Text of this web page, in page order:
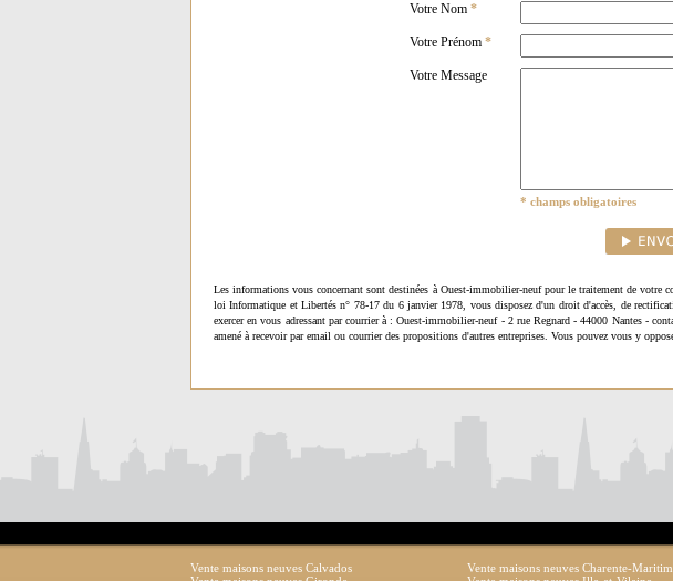
Votre Nom *
Votre Prénom *
Votre Message
* champs obligatoires
Les informations vous concernant sont destinées à Ouest-immobilier-neuf pour le traitement de votre
loi Informatique et Libertés n° 78-17 du 6 janvier 1978, vous disposez d'un droit d'accès, de
exercer en vous adressant par courrier à : Ouest-immobilier-neuf - 2 rue Regnard - 44000 Nantes -
amené à recevoir par email ou courrier des propositions d'autres entreprises. Vous pouvez vous y
Vente maisons neuves Calvados
Vente maisons neuves Charente-